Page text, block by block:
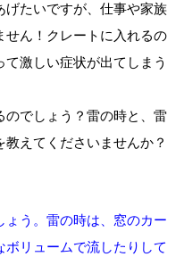
げたいですが、仕事や家族
せん！クレートに入れるの
激しい症状が出てしまう
のでしょう？雷の時と、雷
えてくださいませんか？
う。雷の時は、窓のカー
リュームで流したりして